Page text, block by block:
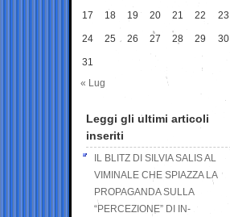
17 18 19 20 21 22 23
24 25 26 27 28 29 30
31
« Lug
Leggi gli ultimi articoli
inseriti
IL BLITZ DI SILVIA SALIS AL
VIMINALE CHE SPIAZZA LA
PROPAGANDA SULLA
“PERCEZIONE” DI IN-